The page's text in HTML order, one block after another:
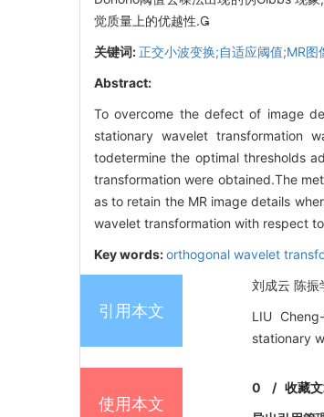
觉质量上的优越性.
关键词:正交小波变换;自适应阈值;MR图
Abstract:
To overcome the defect of image
stationary wavelet transformation
todetermine the optimal thresholds
transformation were obtained.The
as to retain the MR image details
wavelet transformation with respect
Key words:orthogonal wavelet
引用本文
刘成云 陈
LIU
stationary
使用本文
0 /收藏